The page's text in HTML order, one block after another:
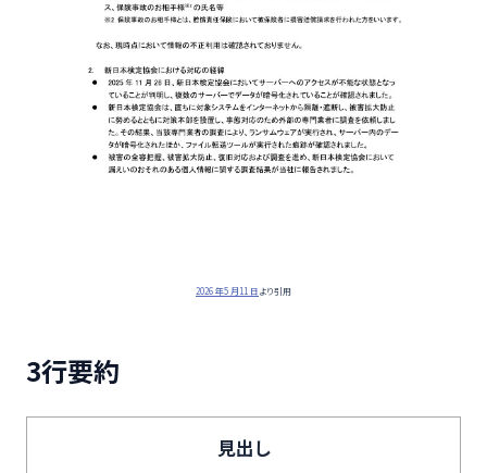
2026 年5 月11 日より引用
3行要約
見出し